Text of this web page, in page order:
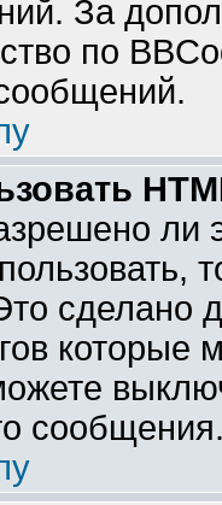
За
по
сделано